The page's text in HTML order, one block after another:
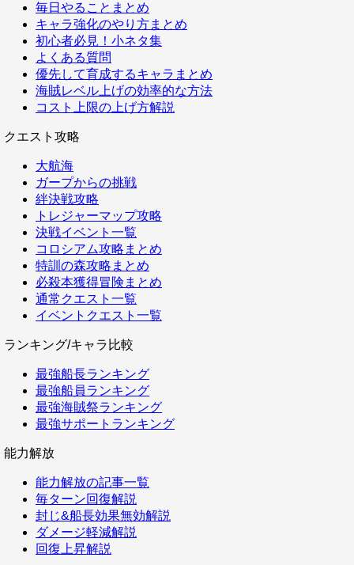
毎日やることまとめ
キャラ強化のやり方まとめ
初心者必見！小ネタ集
よくある質問
優先して育成するキャラまとめ
海賊レベル上げの効率的な方法
コスト上限の上げ方解説
クエスト攻略
大航海
ガープからの挑戦
絆決戦攻略
トレジャーマップ攻略
決戦イベント一覧
コロシアム攻略まとめ
特訓の森攻略まとめ
必殺本獲得冒険まとめ
通常クエスト一覧
イベントクエスト一覧
ランキング/キャラ比較
最強船長ランキング
最強船員ランキング
最強海賊祭ランキング
最強サポートランキング
能力解放
能力解放の記事一覧
毎ターン回復解説
封じ&船長効果無効解説
ダメージ軽減解説
回復上昇解説